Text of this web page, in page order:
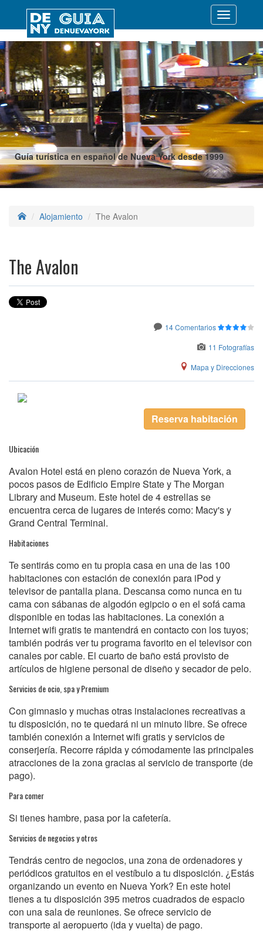
Guía turística en español de Nueva York desde 1999
Desplegar
Alojamiento The Avalon
The Avalon
14 Comentarios
11 Fotografías
Mapa y Direcciones
Reserva habitación
Ubicación
Avalon Hotel está en pleno corazón de Nueva York, a
pocos pasos de Edificio Empire State y The Morgan
Library and Museum. Este hotel de 4 estrellas se
encuentra cerca de lugares de interés como: Macy's y
Grand Central Terminal.
Habitaciones
Te sentirás como en tu propia casa en una de las 100
habitaciones con estación de conexión para iPod y
televisor de pantalla plana. Descansa como nunca en tu
cama con sábanas de algodón egipcio o en el sofá cama
disponible en todas las habitaciones. La conexión a
Internet wifi gratis te mantendrá en contacto con los tuyos;
también podrás ver tu programa favorito en el televisor con
canales por cable. El cuarto de baño está provisto de
artículos de higiene personal de diseño y secador de pelo.
Servicios de ocio, spa y Premium
Con gimnasio y muchas otras instalaciones recreativas a
tu disposición, no te quedará ni un minuto libre. Se ofrece
también conexión a Internet wifi gratis y servicios de
conserjería. Recorre rápida y cómodamente las principales
atracciones de la zona gracias al servicio de transporte (de
pago).
Para comer
Si tienes hambre, pasa por la cafetería.
Servicios de negocios y otros
Tendrás centro de negocios, una zona de ordenadores y
periódicos gratuitos en el vestíbulo a tu disposición. ¿Estás
organizando un evento en Nueva York? En este hotel
tienes a tu disposición 395 metros cuadrados de espacio
con una sala de reuniones. Se ofrece servicio de
transporte al aeropuerto (ida y vuelta) de pago.